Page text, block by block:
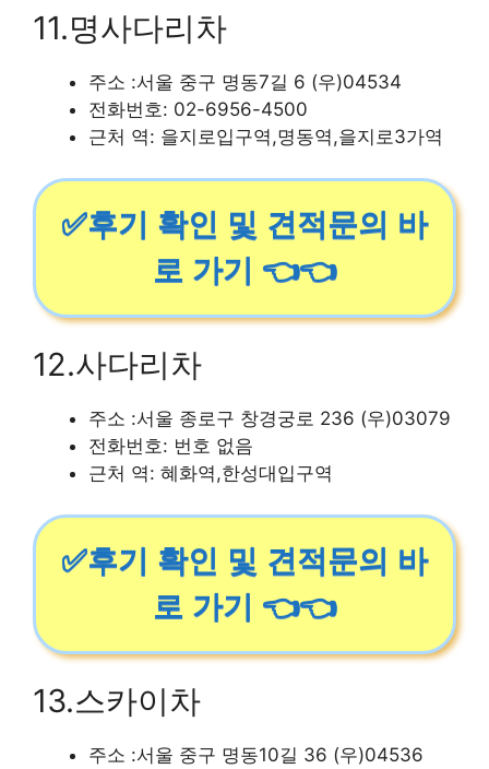
11.명사다리차
주소 :서울 중구 명동7길 6 (우)04534
전화번호: 02-6956-4500
근처 역: 을지로입구역,명동역,을지로3가역
✅후기 확인 및 견적문의 바
로 가기 👈👈
12.사다리차
주소 :서울 종로구 창경궁로 236 (우)03079
전화번호: 번호 없음
근처 역: 혜화역,한성대입구역
✅후기 확인 및 견적문의 바
로 가기 👈👈
13.스카이차
주소 :서울 중구 명동10길 36 (우)04536